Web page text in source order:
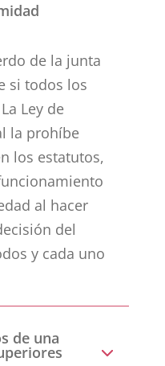
de la junta
si todos los
Ley de
la prohíbe
los estatutos,
al hacer
del
y cada uno
de una